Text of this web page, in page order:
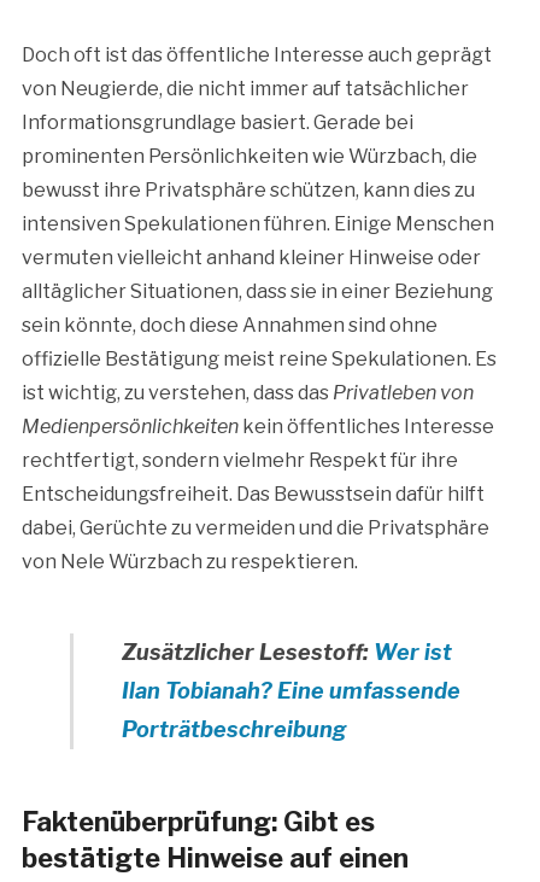
Doch oft ist das öffentliche Interesse auch geprägt
von Neugierde, die nicht immer auf tatsächlicher
Informationsgrundlage basiert. Gerade bei
prominenten Persönlichkeiten wie Würzbach, die
bewusst ihre Privatsphäre schützen, kann dies zu
intensiven Spekulationen führen. Einige Menschen
vermuten vielleicht anhand kleiner Hinweise oder
alltäglicher Situationen, dass sie in einer Beziehung
sein könnte, doch diese Annahmen sind ohne
offizielle Bestätigung meist reine Spekulationen. Es
ist wichtig, zu verstehen, dass das Privatleben von
Medienpersönlichkeitenkein öffentliches Interesse
rechtfertigt, sondern vielmehr Respekt für ihre
Entscheidungsfreiheit. Das Bewusstsein dafür hilft
dabei, Gerüchte zu vermeiden und die Privatsphäre
von Nele Würzbach zu respektieren.
Zusätzlicher Lesestoff: Wer ist
Ilan Tobianah? Eine umfassende
Porträtbeschreibung
Faktenüberprüfung: Gibt es
bestätigte Hinweise auf einen